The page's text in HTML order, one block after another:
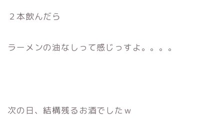
２本飲んだら
ラーメンの油なしって感じっすよ。。。。
次の日、結構残るお酒でしたｗ